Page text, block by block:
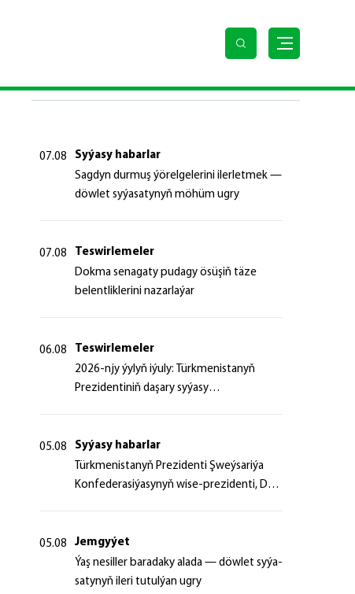
07.08
Syýasy habarlar
Sagdyn durmuş ýörelgelerini ilerletmek —
döwlet syýasatynyň möhüm ugry
07.08
Teswirlemeler
Dokma senagaty pudagy ösüşiň täze
belentliklerini nazarlaýar
06.08
Teswirlemeler
2026-njy ýylyň iýuly: Türkmenistanyň
Prezidentiniň daşary syýasy
05.08
Syýasy habarlar
Türk­me­nis­ta­nyň Prezidenti Şweý­sa­ri­ýa
Kon­fe­de­ra­si­ýa­sy­nyň wi­se-prezidenti, Da­
05.08
Jemgyýet
Ýaş ne­sil­ler ba­ra­da­ky ala­da — döw­let sy­ýa­
sa­ty­nyň ile­ri tu­tul­ýan ug­ry